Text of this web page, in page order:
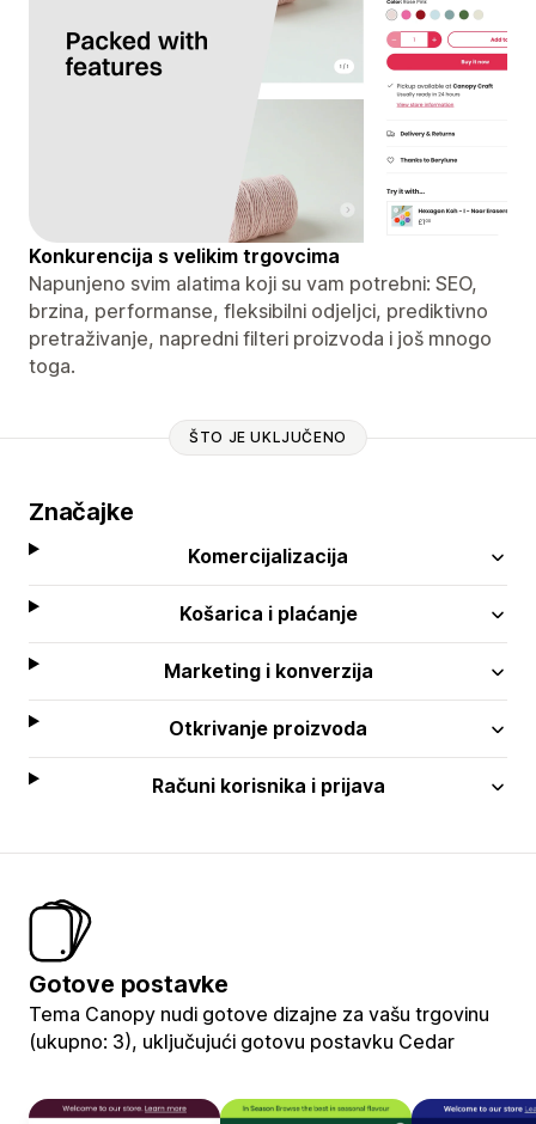
Konkurencija s velikim trgovcima
Napunjeno svim alatima koji su vam potrebni: SEO,
brzina, performanse, fleksibilni odjeljci, prediktivno
pretraživanje, napredni filteri proizvoda i još mnogo
toga.
ŠTO JE UKLJUČENO
Značajke
Komercijalizacija
Košarica i plaćanje
Marketing i konverzija
Otkrivanje proizvoda
Računi korisnika i prijava
Gotove postavke
Tema Canopy nudi gotove dizajne za vašu trgovinu
(ukupno: 3), uključujući gotovu postavku Cedar